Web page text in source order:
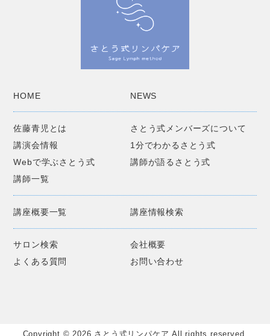
HOME NEWS
佐藤青児とは
さとう式メンバーズについて
講演会情報
1分でわかるさとう式
Webで学ぶさとう式
講師が語るさとう式
講師一覧
講座概要一覧 講座情報検索
サロン検索
会社概要
よくある質問
お問い合わせ
Copyright © 2026 さとう式リンパケア All rights reserved.